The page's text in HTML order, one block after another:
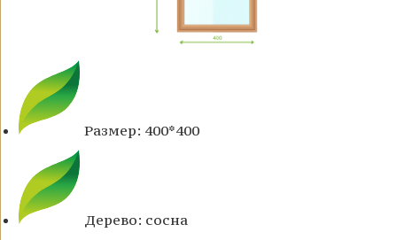
Размер: 400*400
Дерево: сосна